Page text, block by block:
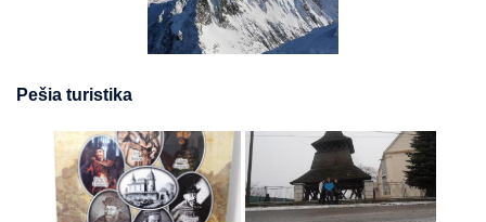
Pešia turistika